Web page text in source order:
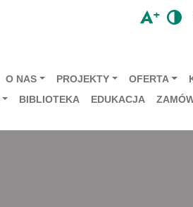
O NAS PROJEKTY OFERTA
BIBLIOTEKA EDUKACJA